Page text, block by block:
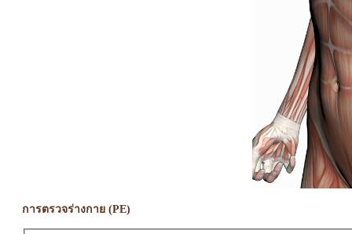
การตรวจร่างกาย (PE)